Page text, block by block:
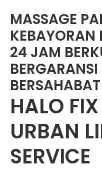
MASSAGE
KEBAYORAN
24 JAM
BERSAHABAT
HALO
URBAN
SERVICE